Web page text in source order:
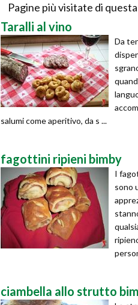
Pagine più visitate di
Taralli al vino
Da
salumi come aperitivo, da s ...
fagottini ripieni bimby
I
sono
ciambella allo strutto